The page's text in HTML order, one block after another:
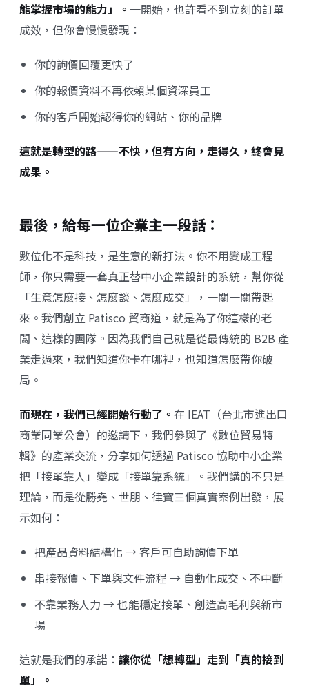
能掌握市場的能力」。 一開始，也許看不到立刻的訂單
成效，但你會慢慢發現：
你的詢價回覆更快了
你的報價資料不再依賴某個資深員工
你的客戶開始認得你的網站、你的品牌
這就是轉型的路——不快，但有方向，走得久，終會見
成果。
最後，給每一位企業主一段話：
數位化不是科技，是生意的新打法。你不用變成工程
師，你只需要一套真正替中小企業設計的系統，幫你從
「生意怎麼接、怎麼談、怎麼成交」，一關一關帶起
來。我們創立 Patisco 貿商道，就是為了你這樣的老
闆、這樣的團隊。因為我們自己就是從最傳統的 B2B 產
業走過來，我們知道你卡在哪裡，也知道怎麼帶你破
局。
而現在，我們已經開始行動了。 在 IEAT（台北市進出口
商業同業公會）的邀請下，我們參與了《數位貿易特
輯》的產業交流，分享如何透過 Patisco 協助中小企業
把「接單靠人」變成「接單靠系統」。我們講的不只是
理論，而是從勝堯、世朋、律寶三個真實案例出發，展
示如何：
把產品資料結構化 → 客戶可自助詢價下單
串接報價、下單與文件流程 → 自動化成交、不中斷
不靠業務人力 → 也能穩定接單、創造高毛利與新市
場
這就是我們的承諾： 讓你從「想轉型」走到「真的接到
單」。